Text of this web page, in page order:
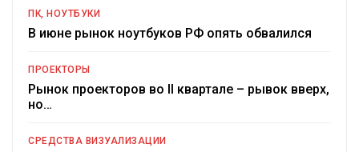
ПК, НОУТБУКИ
В июне рынок ноутбуков РФ опять обвалился
ПРОЕКТОРЫ
Рынок проекторов во II квартале – рывок вверх,
но…
СРЕДСТВА ВИЗУАЛИЗАЦИИ